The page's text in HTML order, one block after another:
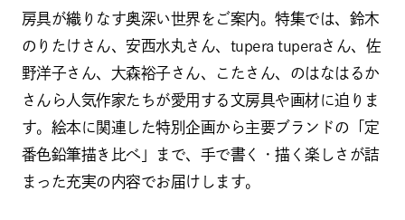
房具が織りなす奥深い世界をご案内。特集では、鈴木
のりたけさん、安西水丸さん、tupera tuperaさん、佐
野洋子さん、大森裕子さん、こたさん、のはなはるか
さんら人気作家たちが愛用する文房具や画材に迫りま
す。絵本に関連した特別企画から主要ブランドの「定
番色鉛筆描き比べ」まで、手で書く・描く楽しさが詰
まった充実の内容でお届けします。